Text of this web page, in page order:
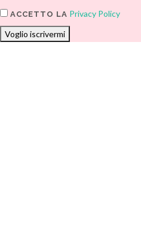
ACCETTO LA Privacy Policy
Voglio iscrivermi